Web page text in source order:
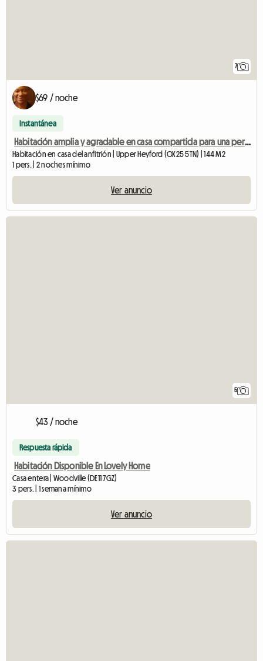
7
$69 / noche
Instantánea
Habitación amplia y agradable en casa compartida para una persona.
Habitación en casa del anfitrión | Upper Heyford (OX25 5TN) | 144 M2
1 pers. | 2 noches mínimo
Ver anuncio
5
$43 / noche
Respuesta rápida
Habitación Disponible En Lovely Home
Casa entera | Woodville (DE11 7GZ)
3 pers. | 1 semana mínimo
Ver anuncio